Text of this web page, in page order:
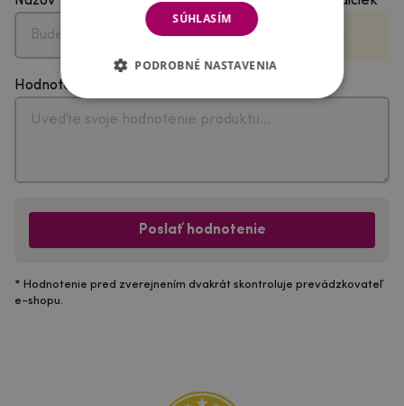
Hodnotenie
Poslať hodnotenie
* Hodnotenie pred zverejnením dvakrát skontroluje prevádzkovateľ
e-shopu.
SÚHLASÍM
PODROBNÉ NASTAVENIA